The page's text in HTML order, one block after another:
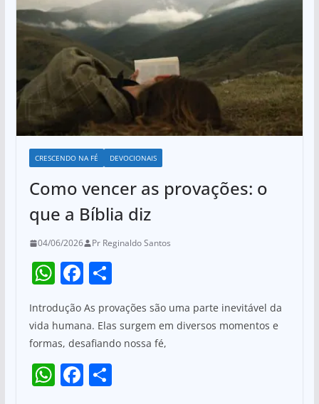
CRESCENDO NA FÉ DEVOCIONAIS
Como vencer as provações: o
que a Bíblia diz
04/06/2026 Pr Reginaldo Santos
W
h
at
s
A
p
F
c
e
b
o
S
ar
e
Introdução As provações são uma parte inevitável da
vida humana. Elas surgem em diversos momentos e
formas, desafiando nossa fé,
W F S